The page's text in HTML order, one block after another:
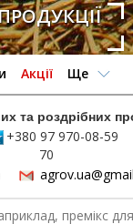
Акції Ще
та роздрібних
+380 97 970-08-59
70